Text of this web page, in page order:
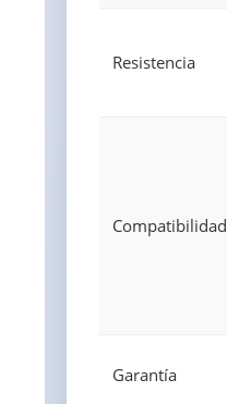
Resistencia
Compatibilidad
Garantía